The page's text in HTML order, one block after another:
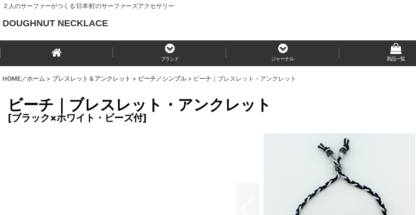
２人のサーファーがつくる‘日本初’のサーファーズアクセサリー
DOUGHNUT NECKLACE
ブランド ジャーナル 商品一覧
HOME／ホーム > ブレスレット＆アンクレット > ビーチ／シンプル > ビーチ｜ブレスレット・アンクレット
ビーチ｜ブレスレット・アンクレット
[ブラック×ホワイト・ビーズ付]